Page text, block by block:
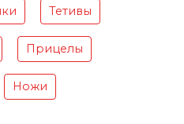
Тетивы
Прицелы
Ножи